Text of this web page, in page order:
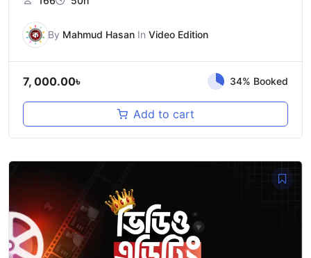
By Mahmud Hasan In Video Edition
7, 000.00৳ 34% Booked
Add to cart